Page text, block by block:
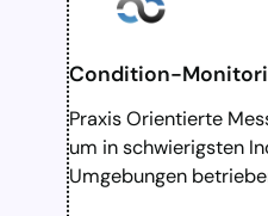
Condition-
Praxis Orientierte
um in schwierigsten
Umgebungen